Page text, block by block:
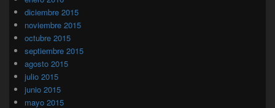
diciembre 2015
noviembre 2015
octubre 2015
septiembre 2015
agosto 2015
julio 2015
junio 2015
mayo 2015